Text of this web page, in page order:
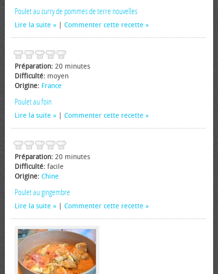
Poulet au curry de pommes de terre nouvelles
Lire la suite Commenter cette recette
Préparation: 20 minutes
Difficulté: moyen
Origine: France
Poulet au foin
Lire la suite Commenter cette recette
Préparation: 20 minutes
Difficulté: facile
Origine: Chine
Poulet au gingembre
Lire la suite Commenter cette recette